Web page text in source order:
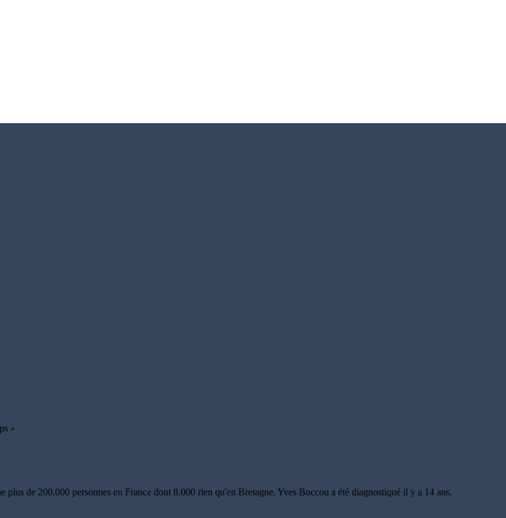
»
de 200.000 personnes en France dont 8.000 rien qu'en Bretagne. Yves Boccou a été diagnostiqué il y a 14 ans.